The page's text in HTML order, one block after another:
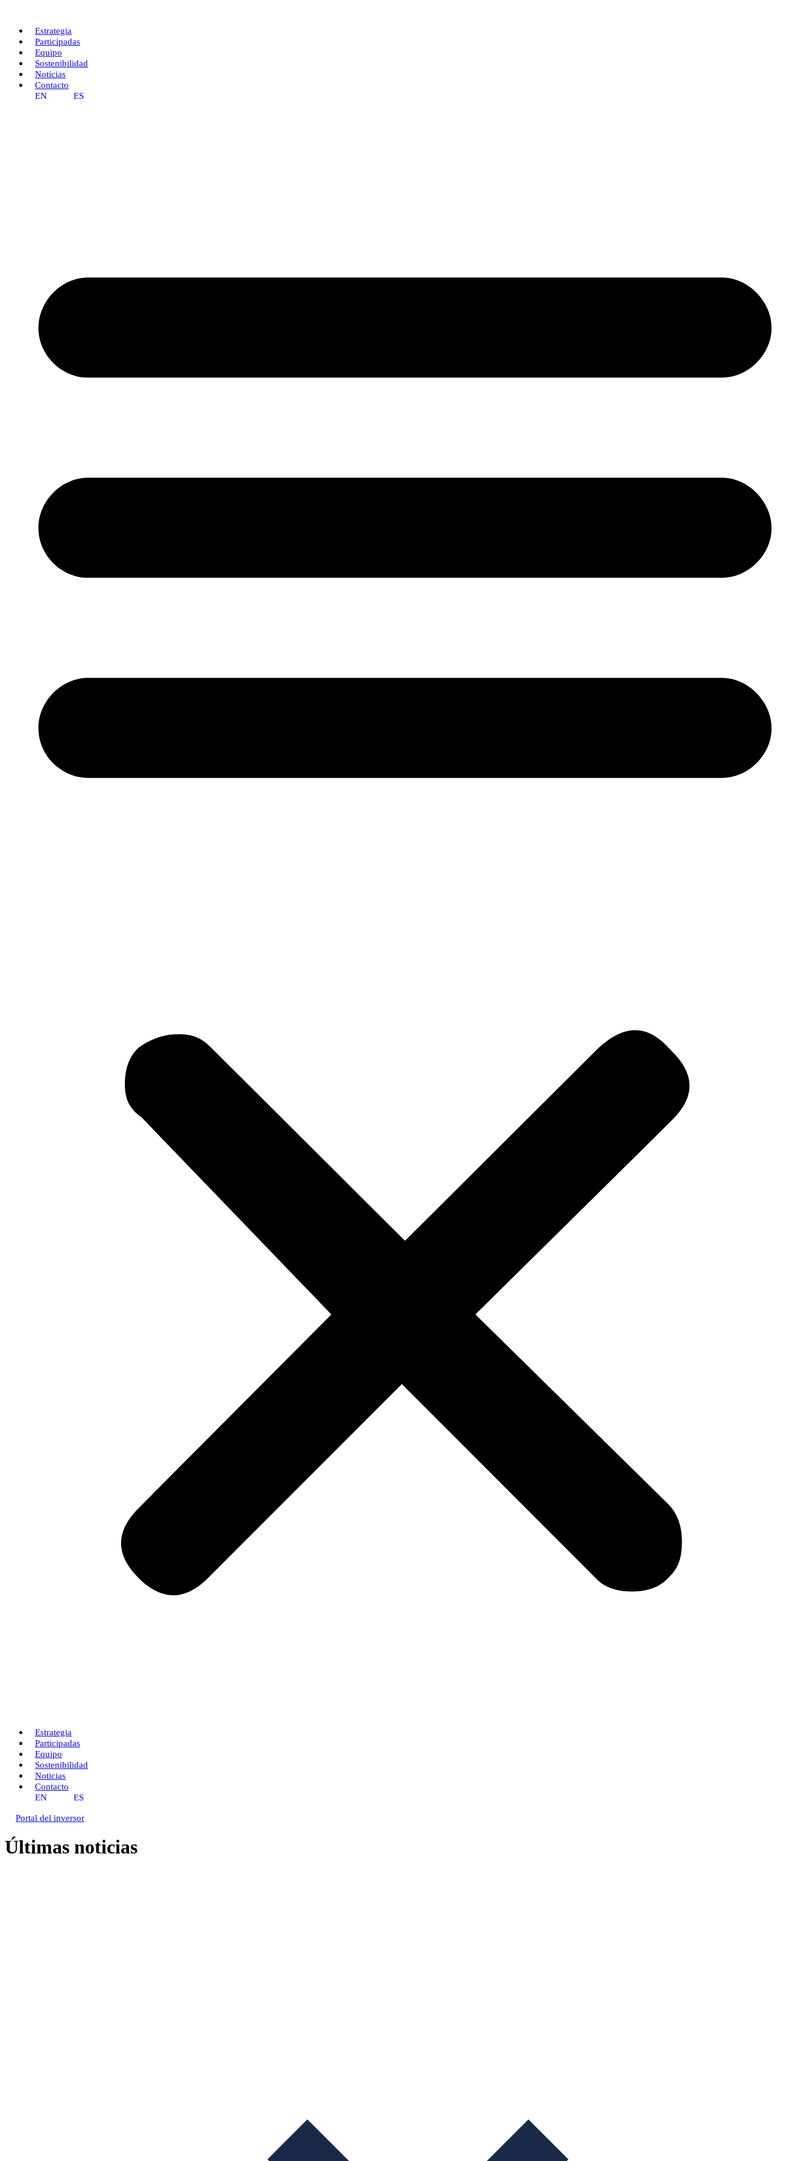
contenidoEstrategia
Participadas
Equipo
Sostenibilidad
Noticias
Contacto
EN
ES
Estrategia
Participadas
Equipo
Sostenibilidad
Noticias
Contacto
EN
ES
Portal del inversor
Últimas noticias